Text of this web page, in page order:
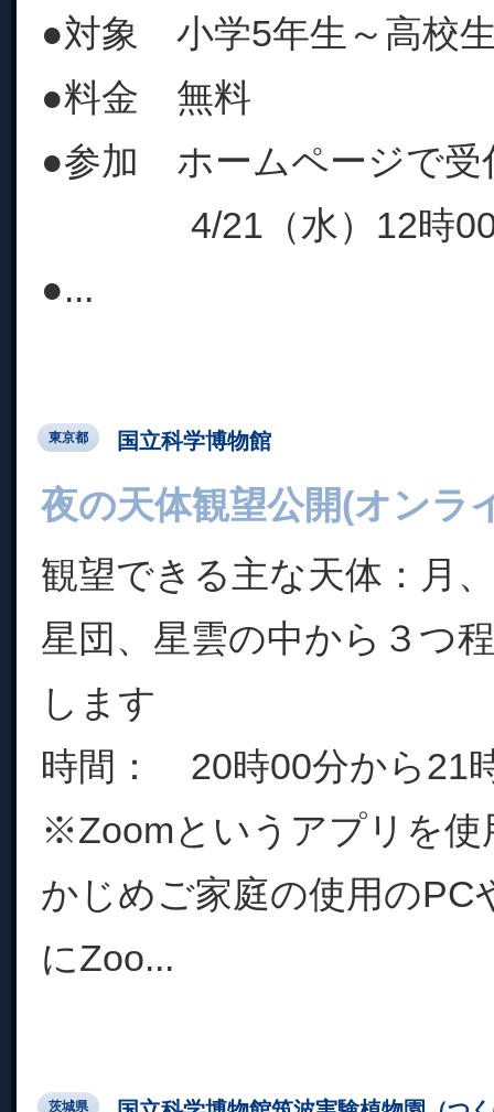
●対象 小学5年生～高校
●料金 無料
●参加 ホームページで受
4/21（水）12時00
●...
東京都 国立科学博物館
夜の天体観望公開(オンラ
観望できる主な天体：月
星団、星雲の中から３つ
します
時間： 20時00分から21
※Zoomというアプリを使
かじめご家庭の使用のPC
にZoo...
茨城県